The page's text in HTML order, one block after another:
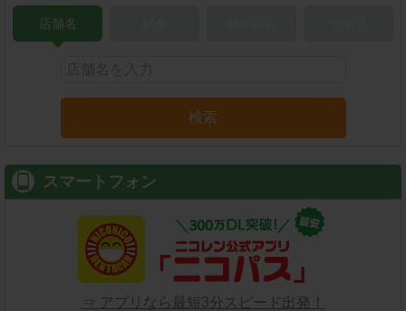
店舗名
検索
スマートフォン
⇒ アプリなら最短3分スピード出発！